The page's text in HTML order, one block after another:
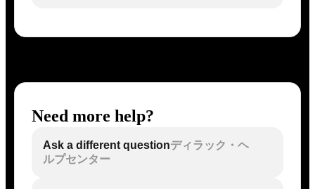
Need more help?
Ask a different questionディラック・ヘ
ルプセンター